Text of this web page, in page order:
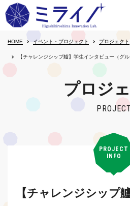
HOME イベント・プロジェクト プロジェクト
【チャレンジシップ艫】学生インタビュー（グ
プロジ
PROJECT
PROJECT
INFO
【チャレンジシップ